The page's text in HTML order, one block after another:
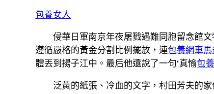
包養女人
侵華日軍南京年夜屠戮遇難同胞留念館
遵循嚴格的黃金分割比例擺放，連包養網車馬
體丟到揚子江中。最后他還說了一句‘真愉包
泛黃的紙張、冷血的文字，村田芳夫的